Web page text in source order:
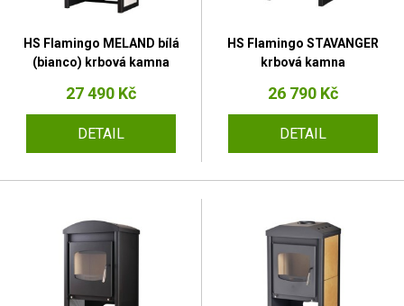
HS Flamingo MELAND bílá
(bianco) krbová kamna
27 490 Kč
DETAIL
HS Flamingo STAVANGER
krbová kamna
26 790 Kč
DETAIL